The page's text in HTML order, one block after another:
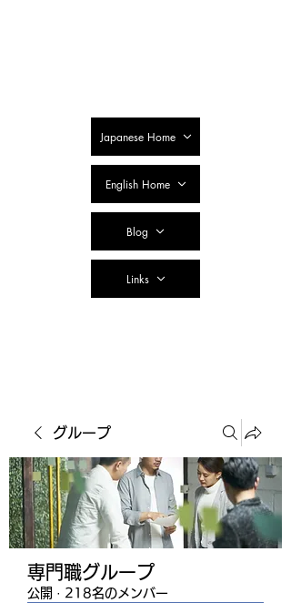
Japanese Home
English Home
Blog
Links
グループ
専門職グループ
公開 · 218名のメンバー